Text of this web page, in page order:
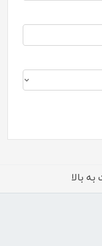
بالا